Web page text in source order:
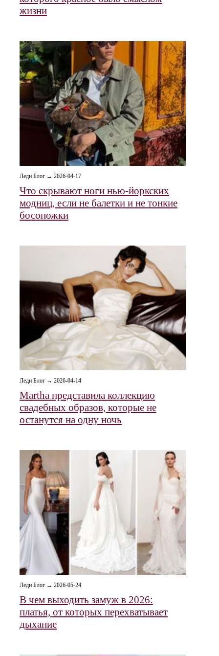
жизни
Леди Блог → 2026-04-17
Что скрывают ноги нью-йоркских
модниц, если не балетки и не тонкие
босоножки
Леди Блог → 2026-04-14
Martha представила коллекцию
свадебных образов, которые не
останутся на одну ночь
Леди Блог → 2026-05-24
В чем выходить замуж в 2026:
платья, от которых перехватывает
дыхание